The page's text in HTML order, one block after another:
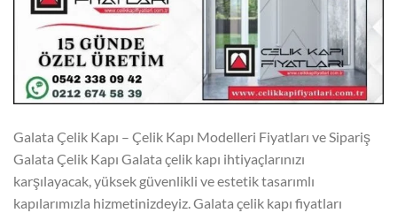
Galata Çelik Kapı – Çelik Kapı Modelleri Fiyatları ve Sipariş
Galata Çelik Kapı Galata çelik kapı ihtiyaçlarınızı
karşılayacak, yüksek güvenlikli ve estetik tasarımlı
kapılarımızla hizmetinizdeyiz. Galata çelik kapı fiyatları